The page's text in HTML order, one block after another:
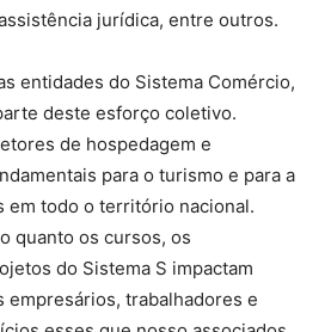
jurídica, entre outros.
entidades do Sistema Comércio,
deste esforço coletivo.
de hospedagem e
para o turismo e para a
em todo o território nacional.
quanto os cursos, os
do Sistema S impactam
empresários, trabalhadores e